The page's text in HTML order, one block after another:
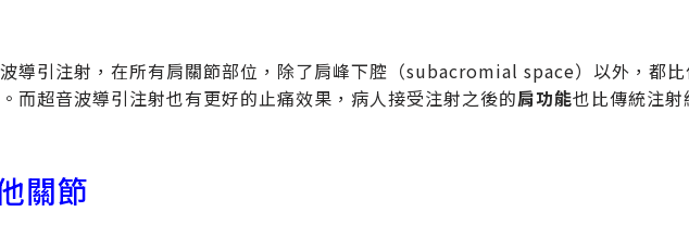
導引注射，在所有肩關節部位，除了肩峰下腔（subacromial space）以外，都
。而超音波導引注射也有更好的止痛效果，病人接受注射之後的肩功能也比傳統注射
關節